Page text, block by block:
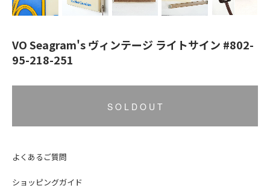
VO Seagram's ヴィンテージ ライトサイン #802-
95-218-251
S O L D O U T
よくあるご質問
ショッピングガイド